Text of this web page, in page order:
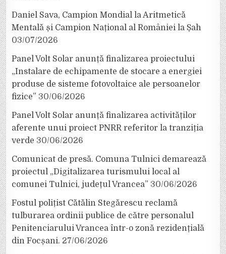
Daniel Sava, Campion Mondial la Aritmetică
Mentală și Campion Național al României la Șah
03/07/2026
Panel Volt Solar anunță finalizarea proiectului
„Instalare de echipamente de stocare a energiei
produse de sisteme fotovoltaice ale persoanelor
fizice” 30/06/2026
Panel Volt Solar anunță finalizarea activităților
aferente unui proiect PNRR referitor la tranziția
verde 30/06/2026
Comunicat de presă. Comuna Tulnici demarează
proiectul „Digitalizarea turismului local al
comunei Tulnici, județul Vrancea” 30/06/2026
Fostul polițist Cătălin Stegărescu reclamă
tulburarea ordinii publice de către personalul
Penitenciarului Vrancea într-o zonă rezidențială
din Focșani. 27/06/2026